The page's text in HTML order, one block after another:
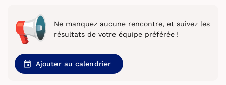
Ne manquez aucune rencontre, et suivez les
résultats de votre équipe préférée !
Ajouter au calendrier